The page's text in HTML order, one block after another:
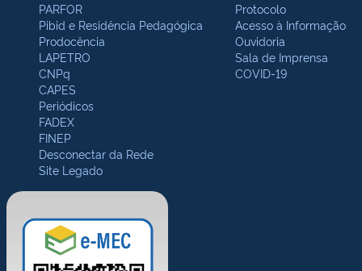
PARFOR
Pibid e Residência Pedagógica
Prodocência
LAPETRO
CNPq
CAPES
Periódicos
FADEX
FINEP
Desconectar da Rede
Site Legado
Protocolo
Acesso à Informação
Ouvidoria
Sala de Imprensa
COVID-19